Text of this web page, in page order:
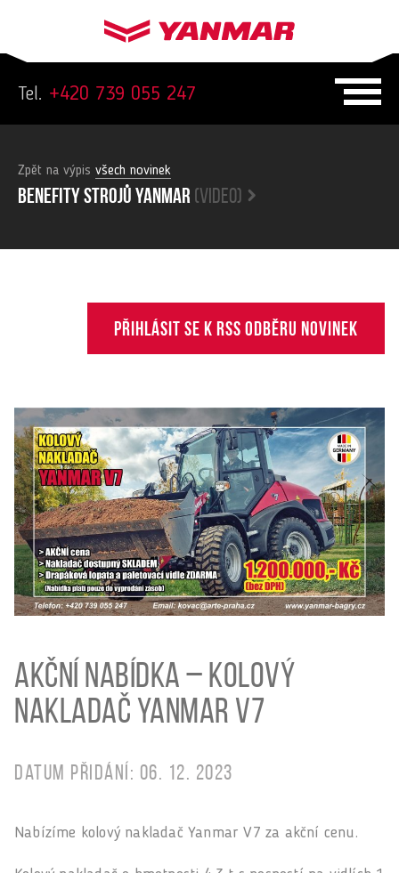
Tel. +420 739 055 247
Zpět na výpis všech novinek
Benefity strojů yanmar (video)
Přihlásit se k RSS odběru novinek
Akční nabídka – kolový
nakladač Yanmar V7
Datum přidání: 06. 12. 2023
Nabízíme kolový nakladač Yanmar V7 za akční cenu.